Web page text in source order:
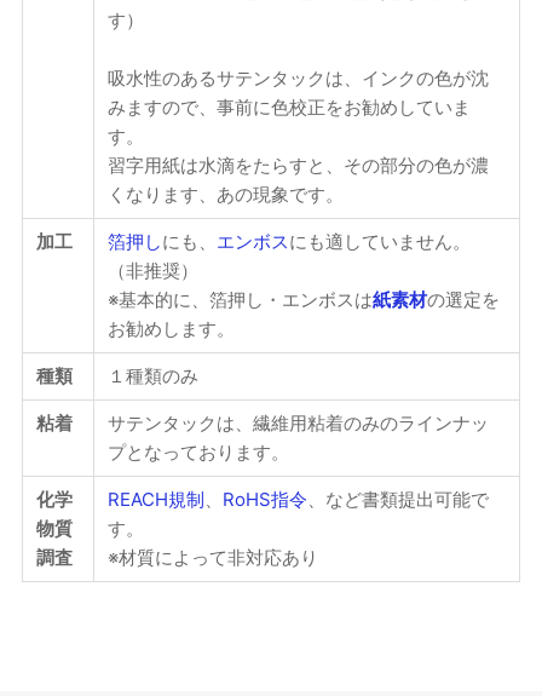
す）
吸水性のあるサテンタックは、インクの色が沈
みますので、事前に色校正をお勧めしていま
す。
習字用紙は水滴をたらすと、その部分の色が濃
くなります、あの現象です。
加工 箔押しにも、 エンボスにも適していません。
（非推奨）
※基本的に、箔押し・エンボスは紙素材の選定を
お勧めします。
種類 １種類のみ
粘着
サテンタックは、繊維用粘着のみのラインナッ
プとなっております。
化学
物質
調査
REACH規制、 RoHS指令、など書類提出可能で
す。
※材質によって非対応あり